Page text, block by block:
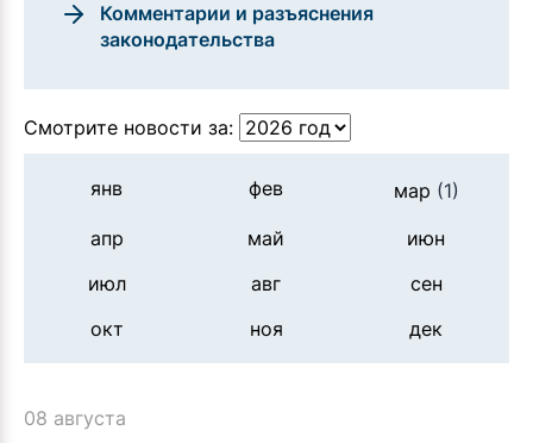
Комментарии и разъяснения
законодательства
Смотрите новости за:
янв фев мар (1)
апр
май
июн
июл
авг
сен
окт
ноя дек
08 августа